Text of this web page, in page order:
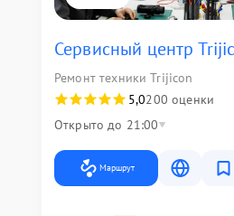
Сервисный центр
Ремонт техники Trijicon
5,0200 оценки
Открыто до 21:00
Маршрут